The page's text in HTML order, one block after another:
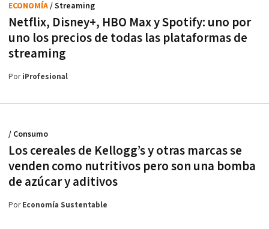
Netflix, Disney+, HBO Max y Spotify: uno por
uno los precios de todas las plataformas de
streaming
ECONOMÍA/ Streaming
PoriProfesional
Los cereales de Kellogg’s y otras marcas se
venden como nutritivos pero son una bomba
de azúcar y aditivos
/ Consumo
PorEconomía Sustentable